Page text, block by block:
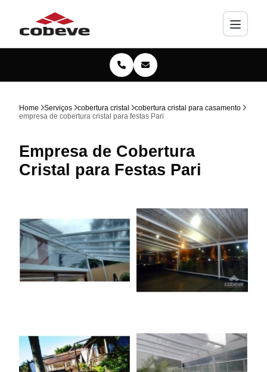
Home Serviços cobertura cristal
cobertura cristal para casamento
empresa de cobertura cristal para festas Pari
Empresa de Cobertura
Cristal para Festas Pari